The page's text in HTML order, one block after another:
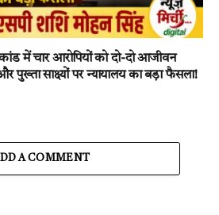
में चार आरोपियों को दो-दो आजीवन
पुख्ता साक्ष्यों पर न्यायालय का बड़ा फैसला!
A COMMENT